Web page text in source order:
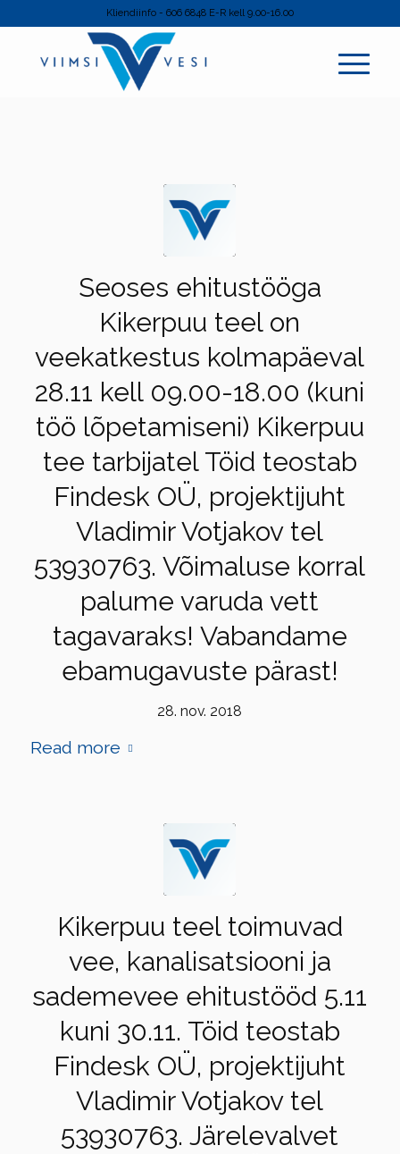
Kliendiinfo - 606 6848 E-R kell 9.00-16.00
Seoses ehitustööga
Kikerpuu teel on
veekatkestus kolmapäeval
28.11 kell 09.00-18.00 (kuni
töö lõpetamiseni) Kikerpuu
tee tarbijatel Töid teostab
Findesk OÜ, projektijuht
Vladimir Votjakov tel
53930763. Võimaluse korral
palume varuda vett
tagavaraks! Vabandame
ebamugavuste pärast!
28. nov. 2018
Read more
Kikerpuu teel toimuvad
vee, kanalisatsiooni ja
sademevee ehitustööd 5.11
kuni 30.11. Töid teostab
Findesk OÜ, projektijuht
Vladimir Votjakov tel
53930763. Järelevalvet